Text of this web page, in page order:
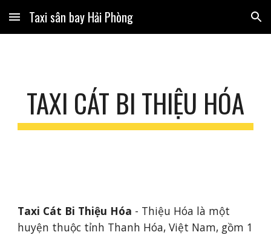
Skip to main content Skip to navigation
Taxi sân bay Hải Phòng
TAXI CÁT BI THIỆU HÓA
Taxi Cát Bi Thiệu Hóa - Thiệu Hóa là một
huyện thuộc tỉnh Thanh Hóa, Việt Nam, gồm 1